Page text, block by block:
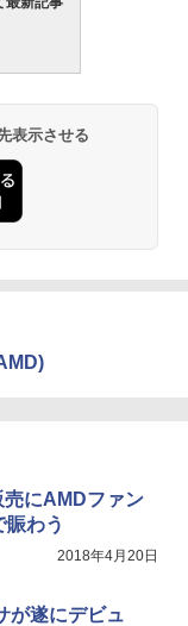
表示させる
にAMDファン
賑わう
2018年4月20日
が遂にデビュ